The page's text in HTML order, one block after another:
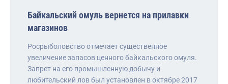
Байкальский омуль вернется на прилавки
магазинов
Росрыболовство отмечает существенное
увеличение запасов ценного байкальского омуля.
Запрет на его промышленную добычу и
любительский лов был установлен в октябре 2017